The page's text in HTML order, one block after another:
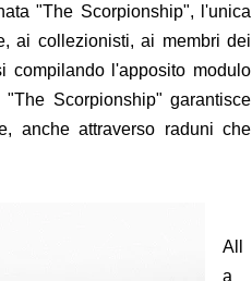
"The Scorpionship", l'unica
ai collezionisti, ai membri dei
compilando l'apposito modulo
Scorpionship" garantisce
anche attraverso raduni che
All
a